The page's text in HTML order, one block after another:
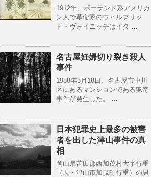
1912年、ポーランド系アメリカ
ン人で革命家のウィルフリッ
ド・ヴォイニッチはイタ …
名古屋妊婦切り裂き殺人
事件
1988年3月18日、名古屋市中川
区にあるマンションである猟奇
事件が発生した。 …
日本犯罪史上最多の被害
者を出した津山事件の真
相
岡山県苫田郡西加茂村大字行重
（現・津山市加茂町行重）の貝